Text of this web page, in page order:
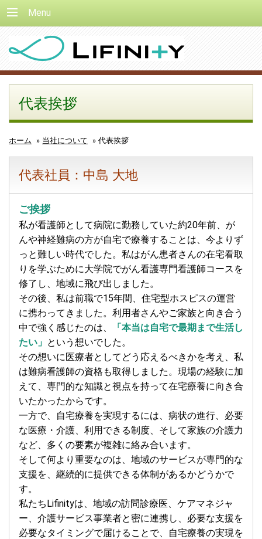
Menu
代表挨拶
ホーム » 当社について » 代表挨拶
代表社員：中島 大地
ご挨拶
私が看護師として病院に勤務していた約20年前、が
んや神経難病の方が自宅で療養することは、今よりず
っと難しい時代でした。私はがん患者さんの在宅看取
りを学ぶために大学院でがん看護専門看護師コースを
修了し、地域に飛び出しました。
その後、私は前職で15年間、住宅型ホスピスの運営
に携わってきました。利用者さんやご家族と向き合う
中で強く感じたのは、
「本当は自宅で最期まで生活し
たい」 という想いでした。
その想いに医療者としてどう応えるべきかを考え、私
は難病看護師の資格も取得しました。現場の経験に加
えて、専門的な知識と視点を持って在宅療養に向き合
いたかったからです。
一方で、自宅療養を実現するには、病状の進行、必要
な医療・介護、利用できる制度、そして家族の介護力
など、多くの要素が複雑に絡み合います。
そして何より重要なのは、地域のサービスが専門的な
支援を、継続的に提供できる体制があるかどうかで
す。
私たちLifinityは、地域の訪問診療医、ケアマネジャ
ー、介護サービス事業者と密に連携し、必要な支援を
必要なタイミングで届けることで、自宅療養の実現を